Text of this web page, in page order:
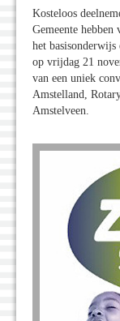
Kosteloos
Gemeente
het
op vrijdag 21
van een uniek
Amstelland,
Amstelveen.